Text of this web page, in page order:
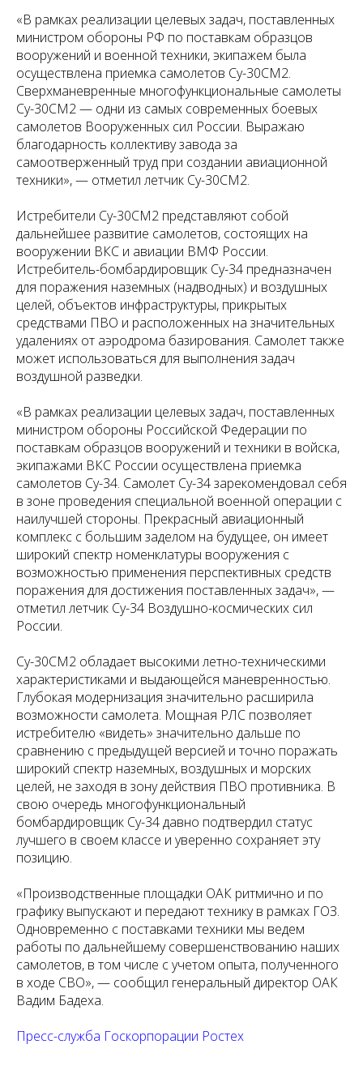
«В рамках реализации целевых задач, поставленных
министром обороны РФ по поставкам образцов
вооружений и военной техники, экипажем была
осуществлена приемка самолетов Су-30СМ2.
Сверхманевренные многофункциональные самолеты
Су-30СМ2 — одни из самых современных боевых
самолетов Вооруженных сил России. Выражаю
благодарность коллективу завода за
самоотверженный труд при создании авиационной
техники», — отметил летчик Су-30СМ2.
Истребители Су-30СМ2 представляют собой
дальнейшее развитие самолетов, состоящих на
вооружении ВКС и авиации ВМФ России.
Истребитель-бомбардировщик Су-34 предназначен
для поражения наземных (надводных) и воздушных
целей, объектов инфраструктуры, прикрытых
средствами ПВО и расположенных на значительных
удалениях от аэродрома базирования. Самолет также
может использоваться для выполнения задач
воздушной разведки.
«В рамках реализации целевых задач, поставленных
министром обороны Российской Федерации по
поставкам образцов вооружений и техники в войска,
экипажами ВКС России осуществлена приемка
самолетов Су-34. Самолет Су-34 зарекомендовал себя
в зоне проведения специальной военной операции с
наилучшей стороны. Прекрасный авиационный
комплекс с большим заделом на будущее, он имеет
широкий спектр номенклатуры вооружения с
возможностью применения перспективных средств
поражения для достижения поставленных задач», —
отметил летчик Су-34 Воздушно-космических сил
России.
Су-30СМ2 обладает высокими летно-техническими
характеристиками и выдающейся маневренностью.
Глубокая модернизация значительно расширила
возможности самолета. Мощная РЛС позволяет
истребителю «видеть» значительно дальше по
сравнению с предыдущей версией и точно поражать
широкий спектр наземных, воздушных и морских
целей, не заходя в зону действия ПВО противника. В
свою очередь многофункциональный
бомбардировщик Су-34 давно подтвердил статус
лучшего в своем классе и уверенно сохраняет эту
позицию.
«Производственные площадки ОАК ритмично и по
графику выпускают и передают технику в рамках ГОЗ.
Одновременно с поставками техники мы ведем
работы по дальнейшему совершенствованию наших
самолетов, в том числе с учетом опыта, полученного
в ходе СВО», — сообщил генеральный директор ОАК
Вадим Бадеха.
Пресс-служба Госкорпорации Ростех